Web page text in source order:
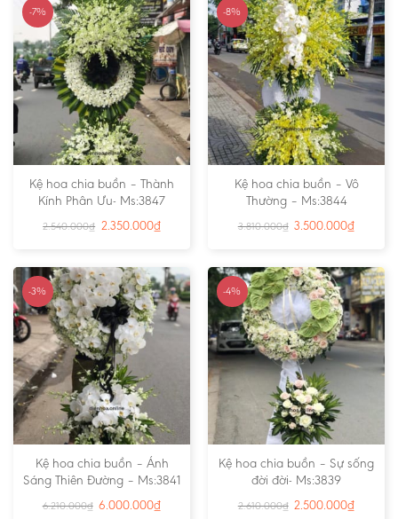
-7%
Kệ hoa chia buồn – Thành
Kính Phân Ưu- Ms:3847
2.540.000₫ 2.350.000₫
-8%
Kệ hoa chia buồn – Vô
Thường – Ms:3844
3.810.000₫ 3.500.000₫
-3%
Kệ hoa chia buồn – Ánh
Sáng Thiên Đường – Ms:3841
6.210.000₫ 6.000.000₫
-4%
Kệ hoa chia buồn – Sự sống
đời đời- Ms:3839
2.610.000₫ 2.500.000₫